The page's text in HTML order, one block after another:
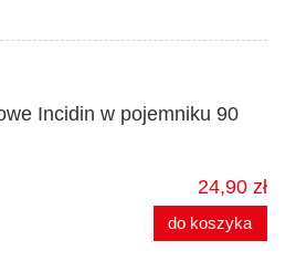
Incidin w pojemniku 90
24,90 zł
do koszyka